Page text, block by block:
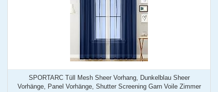
SPORTARC Tüll Mesh Sheer Vorhang, Dunkelblau Sheer
Vorhänge, Panel Vorhänge, Shutter Screening Garn Voile Zimmer